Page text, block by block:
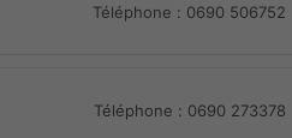
Téléphone : 0690 506752
Téléphone : 0690 273378